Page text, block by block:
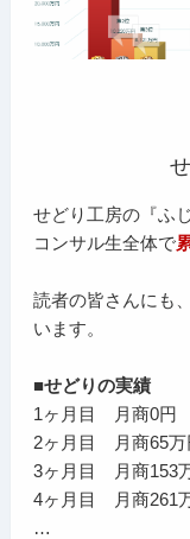
せどり工房の『ふ
コンサル生全体で
読者の皆さんにも
います。
■せどりの実績
1ヶ月目 月商0円
2ヶ月目 月商65万
3ヶ月目 月商153
4ヶ月目 月商261
…